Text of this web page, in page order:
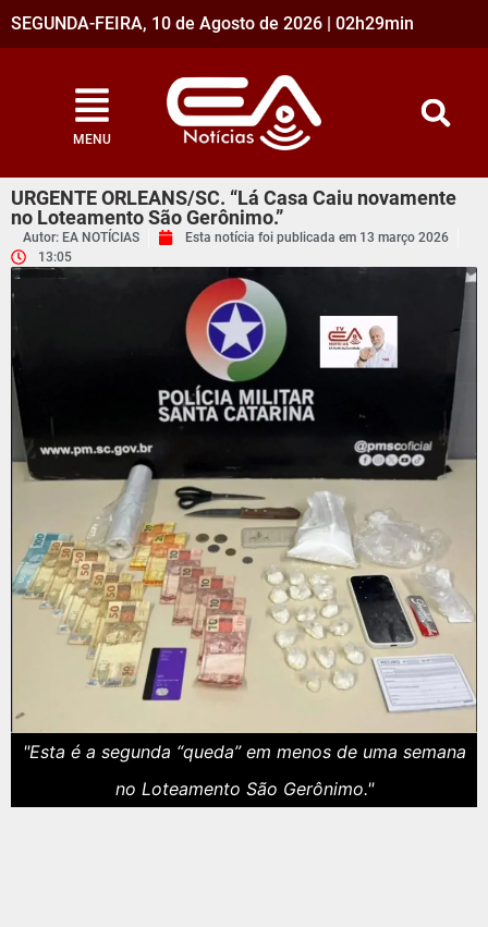
SEGUNDA-FEIRA, 10 de Agosto de 2026 | 02h29min
MENU
URGENTE ORLEANS/SC. “Lá Casa Caiu novamente
no Loteamento São Gerônimo.”
Autor: EA NOTÍCIAS Esta notícia foi publicada em 13 março 2026
13:05
"Esta é a segunda “queda” em menos de uma semana
no Loteamento São Gerônimo."